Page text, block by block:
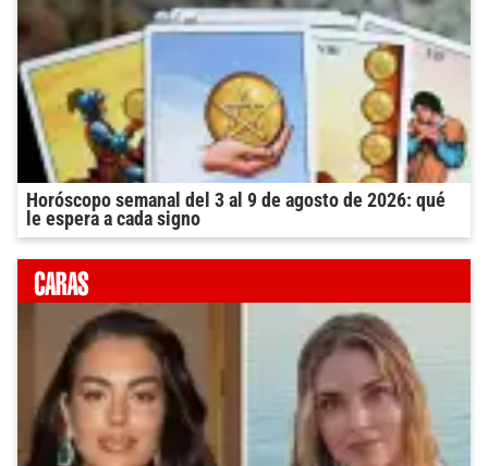
Horóscopo semanal del 3 al 9 de agosto de 2026: qué
le espera a cada signo